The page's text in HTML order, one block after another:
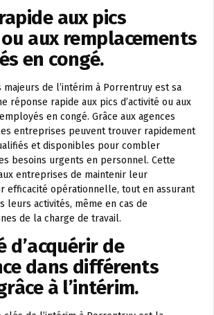
aux pics
aux remplacements
en congé.
majeurs de l’intérim à Porrentruy est sa
réponse rapide aux pics d’activité ou aux
en congé. Grâce aux agences
entreprises peuvent trouver rapidement
et disponibles pour combler
besoins urgents en personnel. Cette
entreprises de maintenir leur
efficacité opérationnelle, tout en assurant
leurs activités, même en cas de
de la charge de travail.
d’acquérir de
dans différents
à l’intérim.